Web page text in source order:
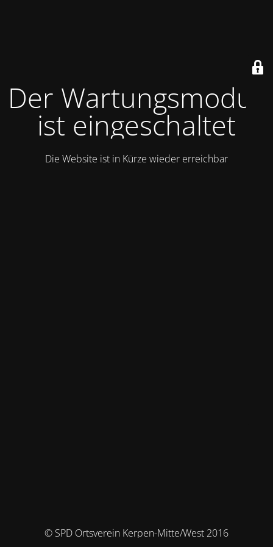
Der Wartungsmodus
ist eingeschaltet
Die Website ist in Kürze wieder erreichbar
© SPD Ortsverein Kerpen-Mitte/West 2016